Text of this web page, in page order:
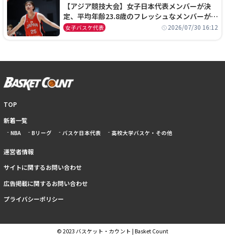
【アジア競技大会】女子日本代表メンバーが決
定、平均年齢23.8歳のフレッシュなメンバーが日
本開催の大舞台で頂点を狙う
女子バスケ代表 2026/07/30 16:12
TOP
新着一覧
NBA Bリーグ バスケ日本代表 高校大学バスケ・その他
運営者情報
サイトに関するお問い合わせ
広告掲載に関するお問い合わせ
プライバシーポリシー
© 2023 バスケット・カウント | Basket Count